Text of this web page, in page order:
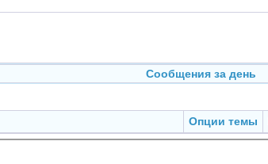
Сообщения за день
Опции темы